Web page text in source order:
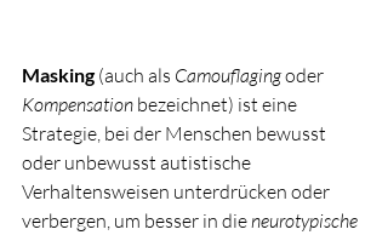
Masking (auch als Camouflaging oder
Kompensation bezeichnet) ist eine
Strategie, bei der Menschen bewusst
oder unbewusst autistische
Verhaltensweisen unterdrücken oder
verbergen, um besser in die neurotypische